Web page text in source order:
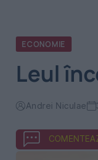
ECONOMIE
Leul
Andrei Niculae